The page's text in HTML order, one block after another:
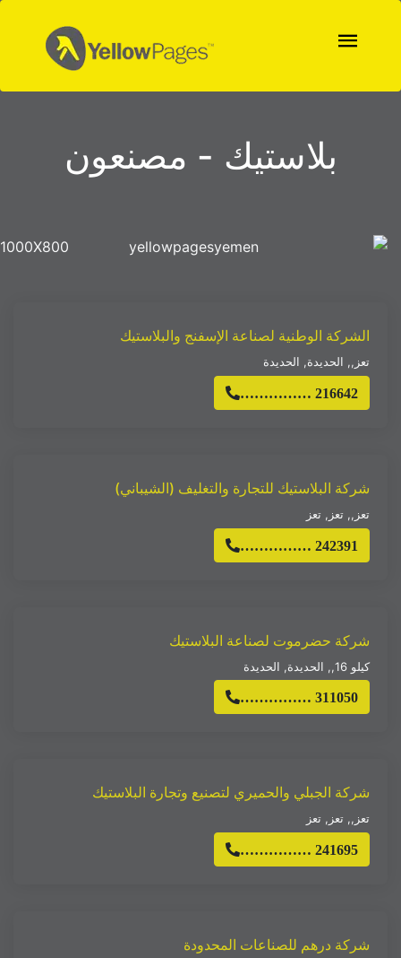
بلاستيك - مصنعون
1000X800
الشركة الوطنية لصناعة الإسفنج والبلاستيك
تعز,, الحديدة, الحديدة
…………… 216642
شركة البلاستيك للتجارة والتغليف (الشيباني)
تعز,, تعز , تعز
…………… 242391
شركة حضرموت لصناعة البلاستيك
كيلو 16, , الحديدة, الحديدة
…………… 311050
شركة الجبلي والحميري لتصنيع وتجارة البلاستيك
تعز,, تعز , تعز
…………… 241695
شركة درهم للصناعات المحدودة